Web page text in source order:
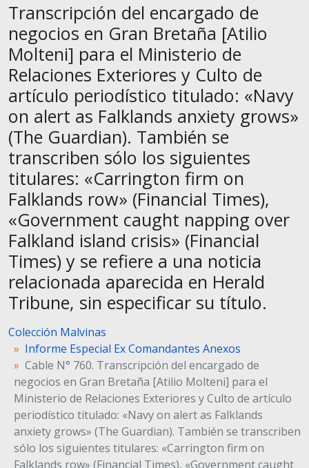
Transcripción del encargado de
negocios en Gran Bretaña [Atilio
Molteni] para el Ministerio de
Relaciones Exteriores y Culto de
artículo periodístico titulado: «Navy
on alert as Falklands anxiety grows»
(The Guardian). También se
transcriben sólo los siguientes
titulares: «Carrington firm on
Falklands row» (Financial Times),
«Government caught napping over
Falkland island crisis» (Financial
Times) y se refiere a una noticia
relacionada aparecida en Herald
Tribune, sin especificar su título.
Colección Malvinas
Informe Especial Ex Comandantes Anexos
Cable N° 760. Transcripción del encargado de
negocios en Gran Bretaña [Atilio Molteni] para el
Ministerio de Relaciones Exteriores y Culto de artículo
periodístico titulado: «Navy on alert as Falklands
anxiety grows» (The Guardian). También se transcriben
sólo los siguientes titulares: «Carrington firm on
Falklands row» (Financial Times), «Government caught